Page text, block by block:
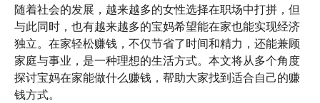
随着社会的发展，越来越多的女性选择在职场中打拼，但
与此同时，也有越来越多的宝妈希望能在家也能实现经济
独立。在家轻松赚钱，不仅节省了时间和精力，还能兼顾
家庭与事业，是一种理想的生活方式。本文将从多个角度
探讨宝妈在家能做什么赚钱，帮助大家找到适合自己的赚
钱方式。